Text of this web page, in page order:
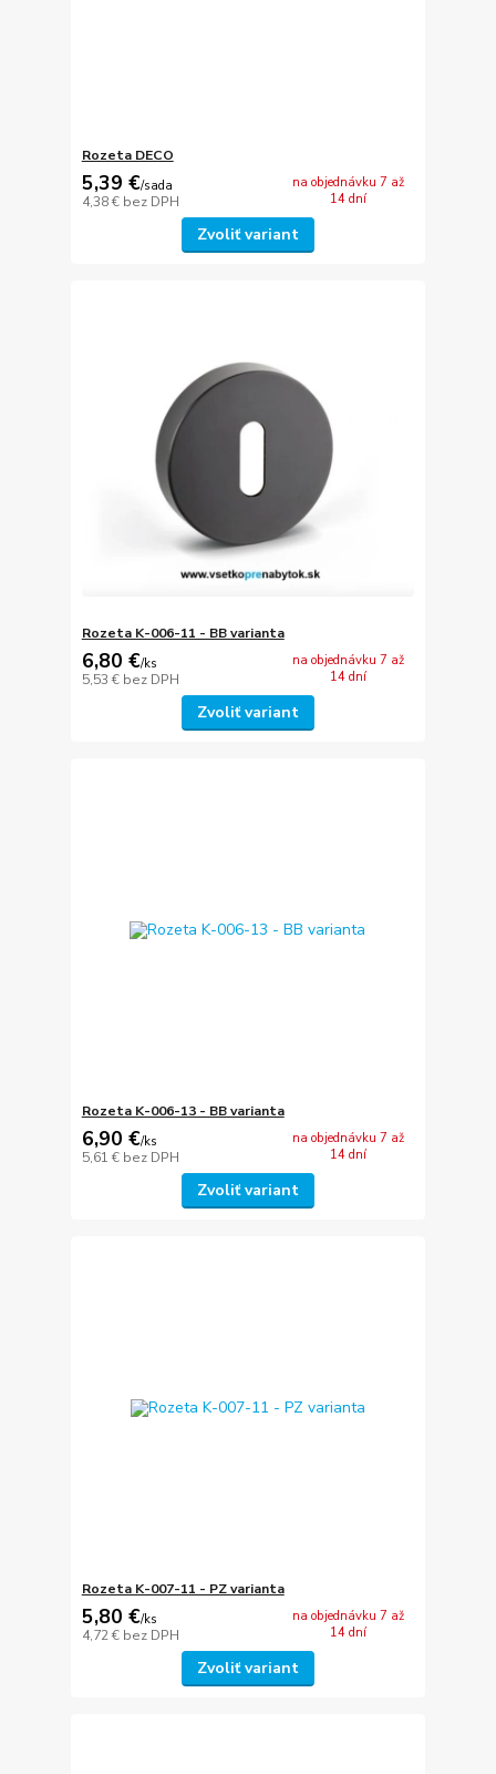
Rozeta DECO
5,39 €/sada
4,38 € bez DPH
na objednávku 7 až
14 dní
Zvoliť variant
Rozeta K-006-11 - BB varianta
6,80 €/ks
5,53 € bez DPH
na objednávku 7 až
14 dní
Zvoliť variant
Rozeta K-006-13 - BB varianta
6,90 €/ks
5,61 € bez DPH
na objednávku 7 až
14 dní
Zvoliť variant
Rozeta K-007-11 - PZ varianta
5,80 €/ks
4,72 € bez DPH
na objednávku 7 až
14 dní
Zvoliť variant